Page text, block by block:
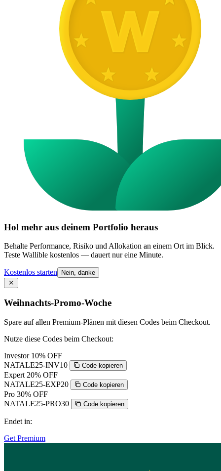
Hol mehr aus deinem Portfolio heraus
Behalte Performance, Risiko und Allokation an einem Ort im Blick.
Teste Wallible kostenlos — dauert nur eine Minute.
Kostenlos starten Nein, danke
Weihnachts-Promo-Woche
Spare auf allen Premium-Plänen mit diesen Codes beim Checkout.
Nutze diese Codes beim Checkout:
Investor 10% OFF
NATALE25-INV10
Code kopieren
Expert 20% OFF
NATALE25-EXP20
Code kopieren
Pro 30% OFF
NATALE25-PRO30
Code kopieren
Endet in:
Get Premium